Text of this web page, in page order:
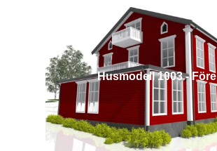
Husmodell 1003 - Före